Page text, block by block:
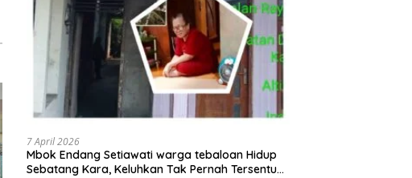
7 April 2026
Mbok Endang Setiawati warga tebaloan Hidup
Sebatang Kara, Keluhkan Tak Pernah Tersentuh